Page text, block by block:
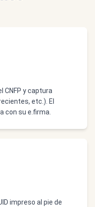
CNFP y captura
etc.). El
con su e.firma.
impreso al pie de